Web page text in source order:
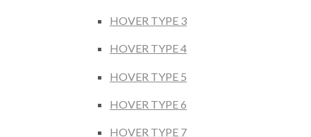
HOVER TYPE 3
HOVER TYPE 4
HOVER TYPE 5
HOVER TYPE 6
HOVER TYPE 7